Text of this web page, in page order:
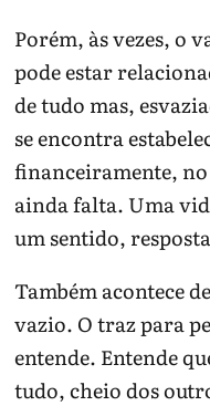
Porém, às vezes, o
pode estar
de tudo mas,
se encontra
financeiramente,
ainda falta. Uma
um sentido,
Também acontece
vazio. O traz para
entende. Entende
tudo, cheio dos